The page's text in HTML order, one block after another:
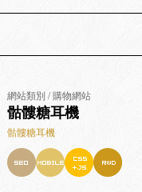
網站類別 / 購物網站
骷髏糖耳機
骷髏糖耳機